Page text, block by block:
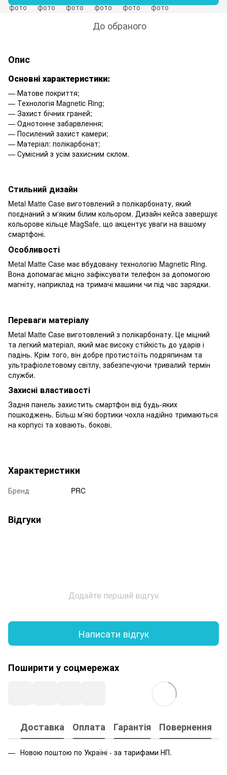
До обраного
Опис
Основні характеристики:
— Матове покриття;
— Технологія Magnetic Ring;
— Захист бічних граней;
— Однотонне забарвлення;
— Посилений захист камери;
— Матеріал: полікарбонат;
— Сумісний з усім захисним склом.
Стильний дизайн
Metal Matte Case виготовлений з полікарбонату, який
поєднаний з м'яким білим кольором. Дизайн кейса завершує
кольорове кільце MagSafe, що акцентує уваги на вашому
смартфоні.
Особливості
Metal Matte Case має вбудовану технологію Magnetic Ring.
Вона допомагає міцно зафіксувати телефон за допомогою
магніту, наприклад на тримачі машини чи під час зарядки.
Переваги матеріалу
Metal Matte Case виготовлений з полікарбонату. Це міцний
та легкий матеріал, який має високу стійкість до ударів і
падінь. Крім того, він добре протистоїть подряпинам та
ультрафіолетовому світлу, забезпечуючи тривалий термін
служби.
Захисні властивості
Задня панель захистить смартфон від будь-яких
пошкоджень. Більш м’які бортики чохла надійно тримаються
на корпусі та ховають. бокові.
Характеристики
Бренд PRC
Відгуки
Додайте перший відгук
Написати відгук
Поширити у соцмережах
Доставка Оплата Гарантія Повернення
Новою поштою по Україні - за тарифами НП.